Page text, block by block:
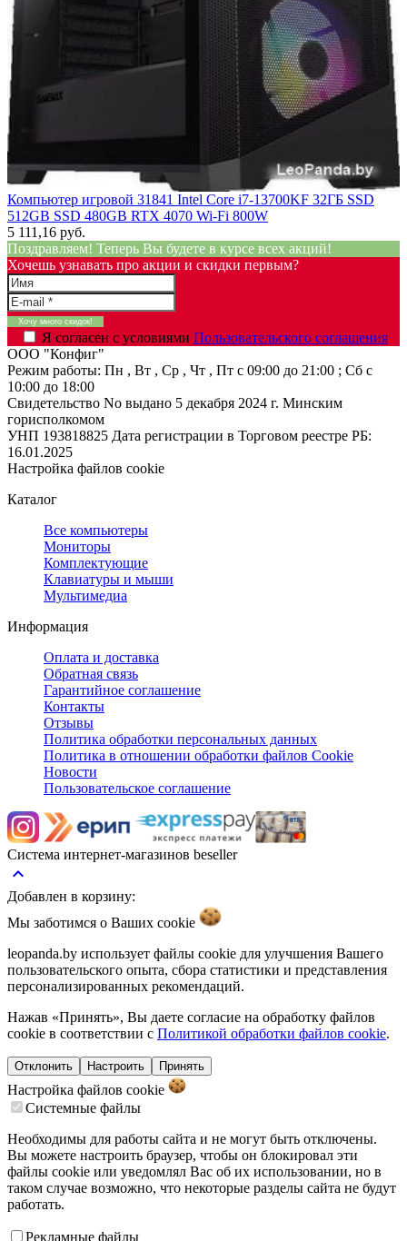
Компьютер игровой 31841 Intel Core i7-13700KF 32ГБ SSD
512GB SSD 480GB RTX 4070 Wi-Fi 800W
5 111,16 руб.
Поздравляем! Теперь Вы будете в курсе всех акций!
Хочешь узнавать про акции и скидки первым?
Я согласен с условиями Пользовательского соглашения
ООО "Конфиг"
Режим работы: Пн , Вт , Ср , Чт , Пт c 09:00 до 21:00 ; Сб c
10:00 до 18:00
Свидетельство No выдано 5 декабря 2024 г. Минским
горисполкомом
УНП 193818825 Дата регистрации в Торговом реестре РБ:
16.01.2025
Настройка файлов cookie
Каталог
Все компьютеры
Мониторы
Комплектующие
Клавиатуры и мыши
Мультимедиа
Информация
Оплата и доставка
Обратная связь
Гарантийное соглашение
Контакты
Отзывы
Политика обработки персональных данных
Политика в отношении обработки файлов Cookie
Новости
Пользовательское соглашение
Система интернет-магазинов beseller
keyboard_arrow_up
Добавлен в корзину:
Мы заботимся о Ваших cookie
leopanda.by использует файлы cookie для улучшения Вашего
пользовательского опыта, сбора статистики и представления
персонализированных рекомендаций.
Нажав «Принять», Вы даете согласие на обработку файлов
cookie в соответствии с Политикой обработки файлов cookie.
Отклонить Настроить Принять
Настройка файлов cookie
Системные файлы
Необходимы для работы сайта и не могут быть отключены.
Вы можете настроить браузер, чтобы он блокировал эти
файлы cookie или уведомлял Вас об их использовании, но в
таком случае возможно, что некоторые разделы сайта не будут
работать.
Рекламные файлы